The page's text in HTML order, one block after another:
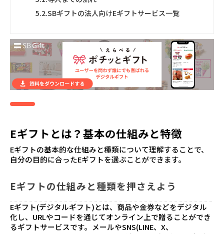
5.2.SBギフトの法人向けEギフトサービス一覧
Eギフトとは？基本の仕組みと特徴
Eギフトの基本的な仕組みと種類について理解することで、
自分の目的に合ったEギフトを選ぶことができます。
Eギフトの仕組みと種類を押さえよう
Eギフト(デジタルギフト)とは、商品や金券などをデジタル
化し、URLやコードを通じてオンライン上で贈ることができ
るギフトサービスです。メールやSNS(LINE、X、